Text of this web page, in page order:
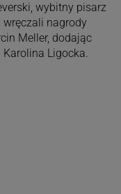
wybitny pisarz
nagrody
Meller, dodając
Ligocka.